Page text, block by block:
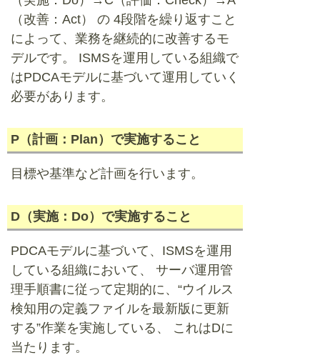
（改善：Act） の 4段階を繰り返すこと
によって、業務を継続的に改善するモ
デルです。 ISMSを運用している組織で
はPDCAモデルに基づいて運用していく
必要があります。
P（計画：Plan）で実施すること
目標や基準など計画を行います。
D（実施：Do）で実施すること
PDCAモデルに基づいて、ISMSを運用
している組織において、 サーバ運用管
理手順書に従って定期的に、“ウイルス
検知用の定義ファイルを最新版に更新
する”作業を実施している、 これはDに
当たります。